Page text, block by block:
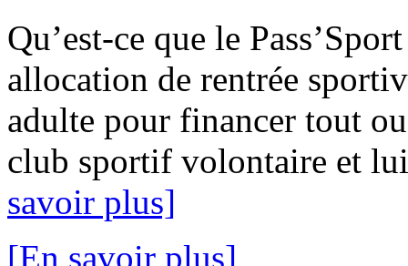
Qu’est-ce que le
allocation de rentrée
adulte pour financer tout
club sportif volontaire et
savoir plus]
[En savoir plus]